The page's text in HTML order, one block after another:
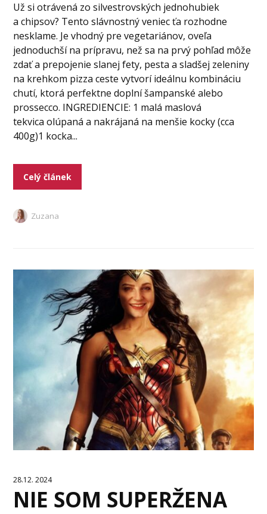
Už si otrávená zo silvestrovských jednohubiek
a chipsov? Tento slávnostný veniec ťa rozhodne
nesklame. Je vhodný pre vegetariánov, oveľa
jednoduchší na prípravu, než sa na prvý pohľad môže
zdať a prepojenie slanej fety, pesta a sladšej zeleniny
na krehkom pizza ceste vytvorí ideálnu kombináciu
chutí, ktorá perfektne doplní šampanské alebo
prossecco. INGREDIENCIE: 1 malá maslová
tekvica olúpaná a nakrájaná na menšie kocky (cca
400g)1 kocka...
Celý článek
Zuzana
28.12. 2024
NIE SOM SUPERŽENA